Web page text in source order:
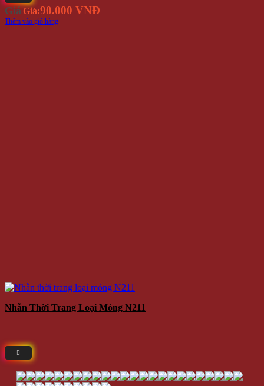
Giá Giá:90.000 VNĐ
Thêm vào giỏ hàng
Nhẫn Thời Trang Loại Mỏng N211